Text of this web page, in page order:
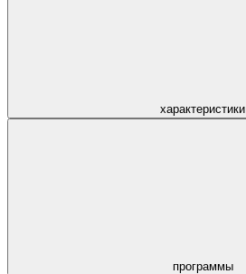
характеристики
программы